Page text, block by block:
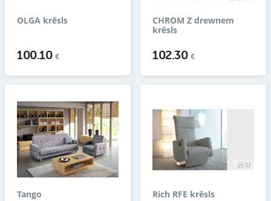
OLGA krēsls
100.10€
CHROM Z drewnem
krēsls
102.30€
Tango Rich RFE krēsls